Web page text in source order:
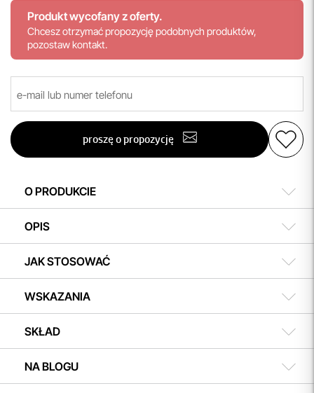
Produkt wycofany z oferty.
Chcesz otrzymać propozycję podobnych produktów,
pozostaw kontakt.
proszę o propozycję
O PRODUKCIE
OPIS
JAK STOSOWAĆ
WSKAZANIA
SKŁAD
NA BLOGU